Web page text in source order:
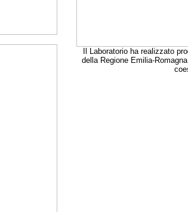
Il Laboratorio ha realizzato
della Regione Emilia-